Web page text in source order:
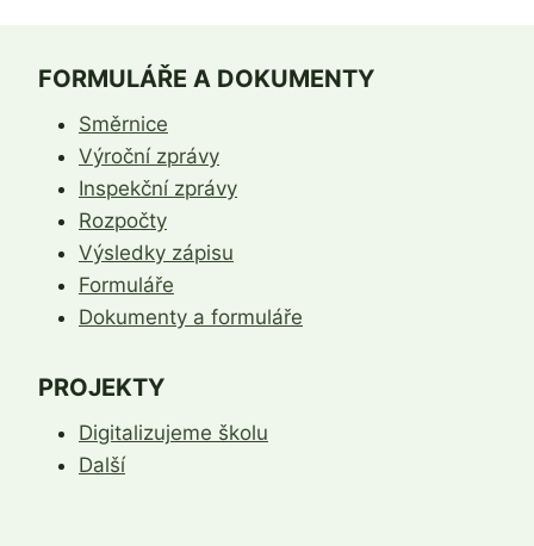
FORMULÁŘE A DOKUMENTY
Směrnice
Výroční zprávy
Inspekční zprávy
Rozpočty
Výsledky zápisu
Formuláře
Dokumenty a formuláře
PROJEKTY
Digitalizujeme školu
Další